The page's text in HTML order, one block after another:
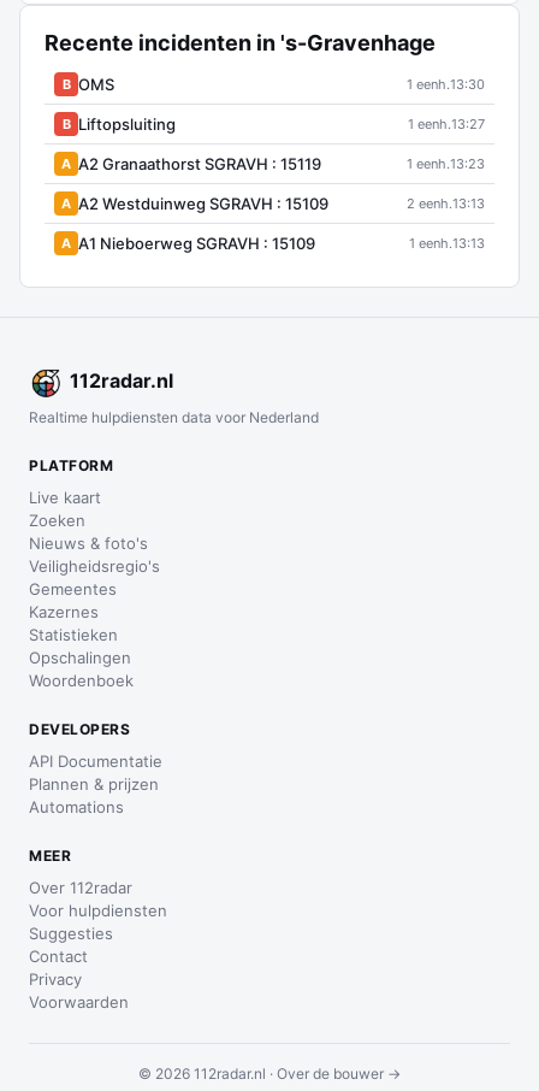
Recente incidenten in 's-Gravenhage
B OMS 1 eenh.13:30
B Liftopsluiting 1 eenh.13:27
A A2 Granaathorst SGRAVH : 15119 1 eenh.13:23
A A2 Westduinweg SGRAVH : 15109 2 eenh.13:13
A A1 Nieboerweg SGRAVH : 15109 1 eenh.13:13
112radar.nl
Realtime hulpdiensten data voor Nederland
PLATFORM
Live kaart
Zoeken
Nieuws & foto's
Veiligheidsregio's
Gemeentes
Kazernes
Statistieken
Opschalingen
Woordenboek
DEVELOPERS
API Documentatie
Plannen & prijzen
Automations
MEER
Over 112radar
Voor hulpdiensten
Suggesties
Contact
Privacy
Voorwaarden
© 2026 112radar.nl · Over de bouwer →